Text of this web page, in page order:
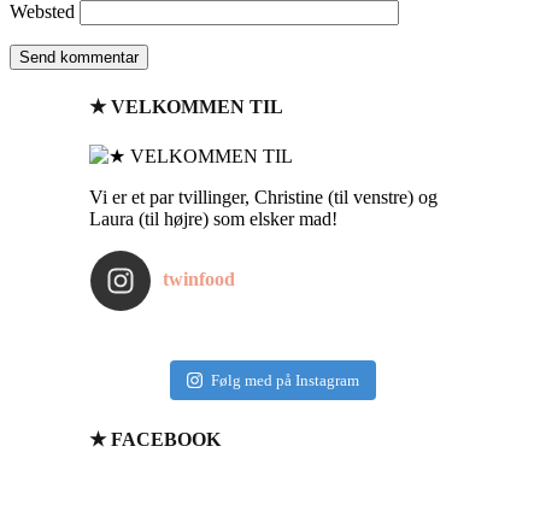
Websted
★ VELKOMMEN TIL
Vi er et par tvillinger, Christine (til venstre) og
Laura (til højre) som elsker mad!
twinfood
Følg med på Instagram
★ FACEBOOK